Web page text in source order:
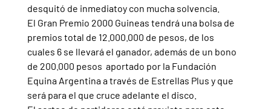
desquitó de inmediatoy con mucha solvencia.
El Gran Premio 2000 Guineas tendrá una bolsa de
premios total de 12.000.000 de pesos, de los
cuales 6 se llevará el ganador, además de un bono
de 200.000 pesos  aportado por la Fundación
Equina Argentina a través de Estrellas Plus y que
será para el que cruce adelante el disco.